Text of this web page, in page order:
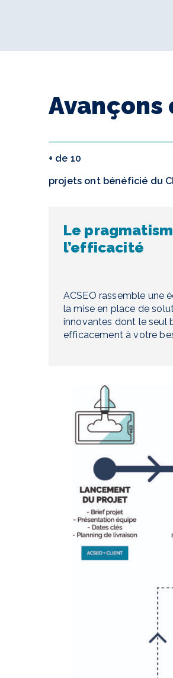
+ de 10
projets ont bénéficié du
Le
l’efficacité
ACSEO rassemble une
la mise en place de
innovantes dont le seul
efficacement à votre